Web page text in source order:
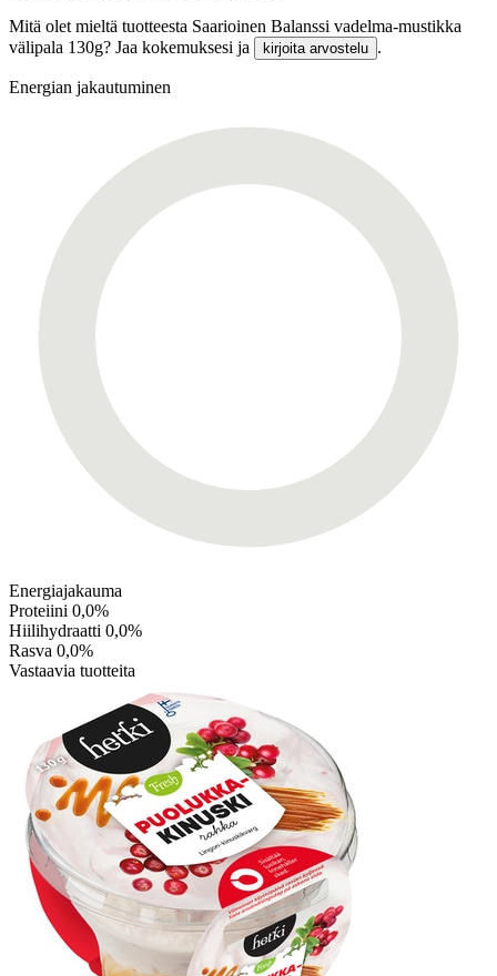
Mitä olet mieltä tuotteesta Saarioinen Balanssi vadelma-mustikka
välipala 130g? Jaa kokemuksesi ja
kirjoita arvostelu .
Energian jakautuminen
Energiajakauma
Proteiini 0,0%
Hiilihydraatti 0,0%
Rasva 0,0%
Vastaavia tuotteita